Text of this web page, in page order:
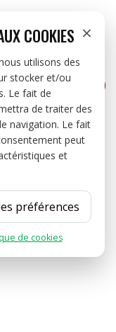
×
COOKIES
utilisons des
stocker et/ou
Le fait de
de traiter des
navigation. Le fait
peut
et
préférences
de cookies
RECHERCHER
MARCHÉS -
  close